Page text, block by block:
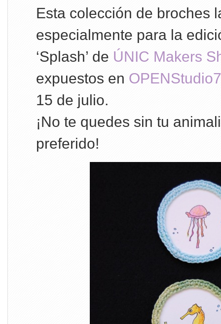
Esta colección de broches
especialmente para la
‘Splash’ de ÚNIC Makers
expuestos en
15 de julio.
¡No te quedes sin tu
preferido!